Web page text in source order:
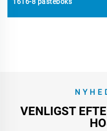
VENLIGST